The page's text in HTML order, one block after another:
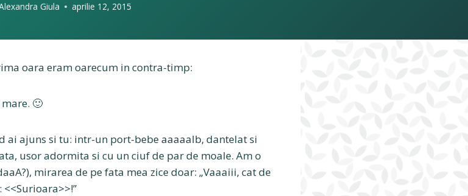
Giula aprilie 12, 2015
oara eram oarecum in contra-timp:
🙂
ai ajuns si tu: intr-un port-bebe aaaaalb, dantelat si
usor adormita si cu un ciuf de par de moale. Am o
mirarea de pe fata mea zice doar: „Vaaaiii, cat de